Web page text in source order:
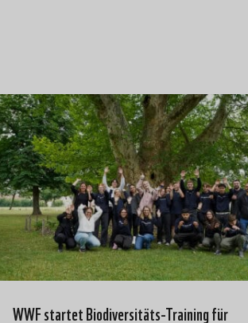
WWF startet Biodiversitäts-Training für